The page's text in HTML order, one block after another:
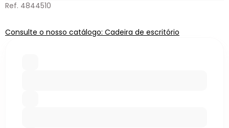
Ref. 4844510
Consulte o nosso catálogo: Cadeira de escritório